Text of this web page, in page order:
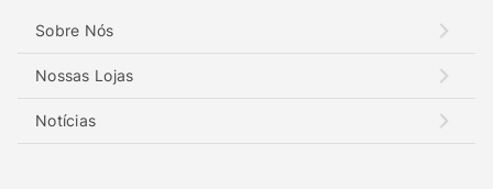
Sobre Nós
Nossas Lojas
Notícias